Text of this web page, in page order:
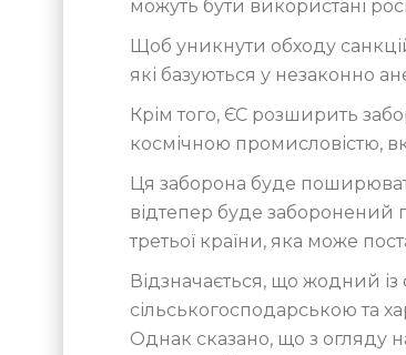
можуть бути використані
Щоб уникнути обходу
які базуються у незаконно
Крім того, ЄС розширить
космічною промисловістю,
Ця заборона буде
відтепер буде заборонений
третьої країни, яка може
Відзначається, що жодний із
сільськогосподарською та
Однак сказано, що з огляду